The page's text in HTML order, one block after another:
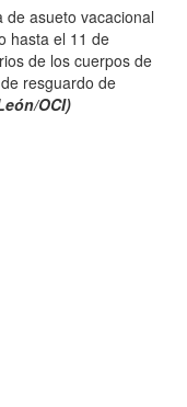
asueto vacacional
hasta el 11 de
de los cuerpos de
resguardo de
OCI)